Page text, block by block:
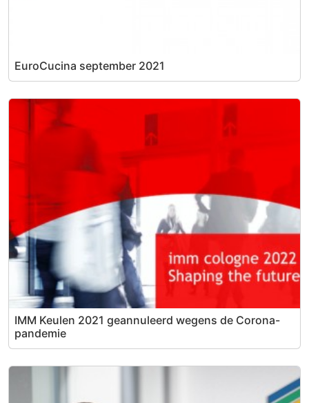
EuroCucina september 2021
IMM Keulen 2021 geannuleerd wegens de Corona-
pandemie